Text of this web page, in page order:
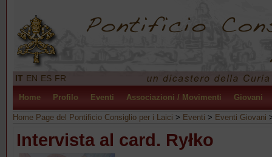
IT EN ES FR
Home Profilo Eventi Associazioni / Movimenti Giovani
Home Page del Pontificio Consiglio per i Laici > Eventi > Eventi Giovani
Intervista al card. Ryłko